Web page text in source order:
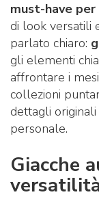
must-have
di look versatili
parlato chiaro:
gli elementi
affrontare i
collezioni
dettagli
personale.
Giacche